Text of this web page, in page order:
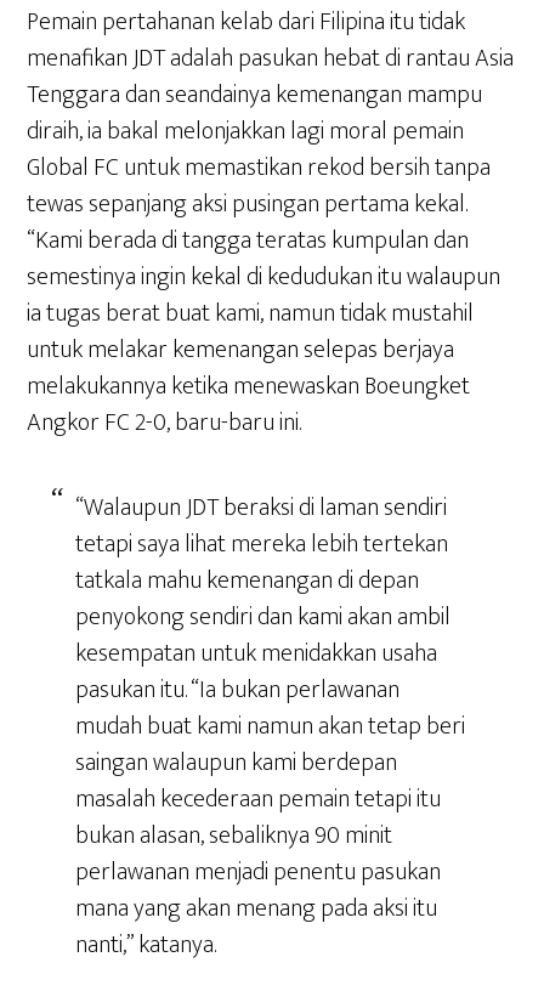
Pemain pertahanan kelab dari Filipina itu tidak
menafikan JDT adalah pasukan hebat di rantau Asia
Tenggara dan seandainya kemenangan mampu
diraih, ia bakal melonjakkan lagi moral pemain
Global FC untuk memastikan rekod bersih tanpa
tewas sepanjang aksi pusingan pertama kekal.
“Kami berada di tangga teratas kumpulan dan
semestinya ingin kekal di kedudukan itu walaupun
ia tugas berat buat kami, namun tidak mustahil
untuk melakar kemenangan selepas berjaya
melakukannya ketika menewaskan Boeungket
Angkor FC 2-0, baru-baru ini.
“Walaupun JDT beraksi di laman sendiri
tetapi saya lihat mereka lebih tertekan
tatkala mahu kemenangan di depan
penyokong sendiri dan kami akan ambil
kesempatan untuk menidakkan usaha
pasukan itu. “Ia bukan perlawanan
mudah buat kami namun akan tetap beri
saingan walaupun kami berdepan
masalah kecederaan pemain tetapi itu
bukan alasan, sebaliknya 90 minit
perlawanan menjadi penentu pasukan
mana yang akan menang pada aksi itu
nanti,” katanya.